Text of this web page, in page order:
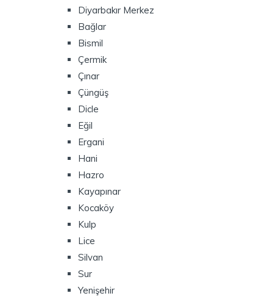
Diyarbakır Merkez
Bağlar
Bismil
Çermik
Çınar
Çüngüş
Dicle
Eğil
Ergani
Hani
Hazro
Kayapınar
Kocaköy
Kulp
Lice
Silvan
Sur
Yenişehir